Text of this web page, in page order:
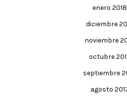
enero 2018
diciembre
noviembre
octubre
septiembre
agosto